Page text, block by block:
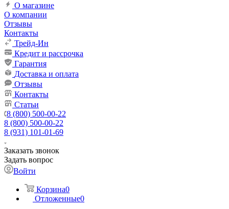
О магазине
О компании
Отзывы
Контакты
Трейд-Ин
Кредит и рассрочка
Гарантия
Доставка и оплата
Отзывы
Контакты
Статьи
8 (800) 500-00-22
8 (800) 500-00-22
8 (931) 101-01-69
Заказать звонок
Задать вопрос
Войти
Корзина0
Отложенные0